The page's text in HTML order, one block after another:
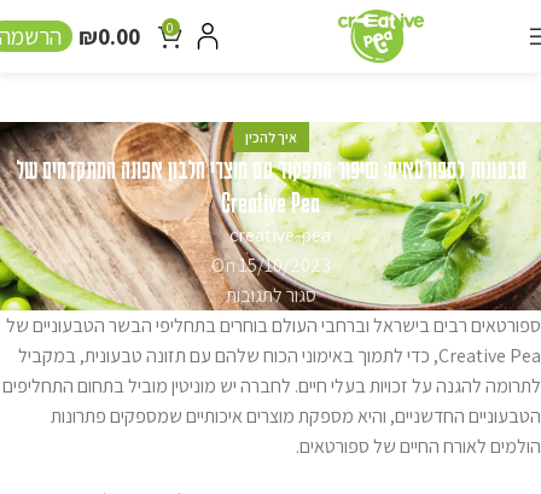
הרשמה 0
₪0.00
איך להכין
טבעונות לספורטאים: שיפור התפקוד עם מוצרי חלבון אפונה המתקדמים של
Creative Pea
creative-pea
On 15/10/2023
סגור לתגובות
ספורטאים רבים בישראל וברחבי העולם בוחרים בתחליפי הבשר הטבעוניים של
Creative Pea, כדי לתמוך באימוני הכוח שלהם עם תזונה טבעונית, במקביל
לתרומה להגנה על זכויות בעלי חיים. לחברה יש מוניטין מוביל בתחום התחליפים
הטבעוניים החדשניים, והיא מספקת מוצרים איכותיים שמספקים פתרונות
הולמים לאורח החיים של ספורטאים.